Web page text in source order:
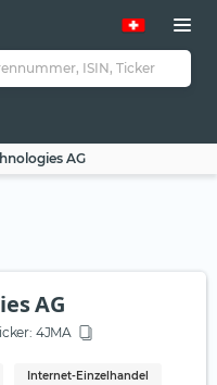
AG
AG
4JMA
Internet-Einzelhandel